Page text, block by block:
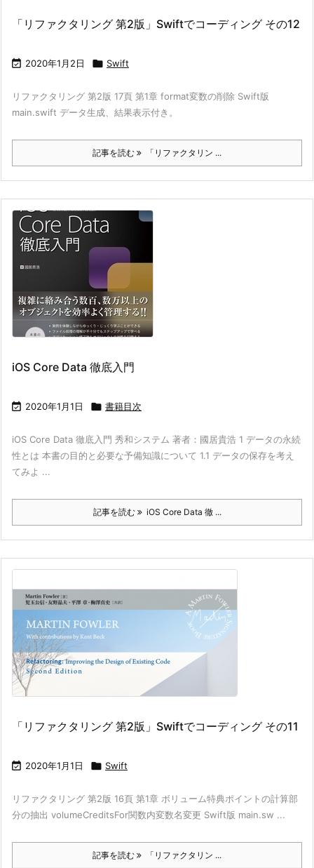
「リファクタリング 第2版」Swiftでコーディング その12
 2020年1月2日  Swift
リファクタリング 第2版 17頁 第1章 format変数の削除 Swift版
main.swift データ生成、結果表示付き。
記事を読む 「リファクタリン ...
iOS Core Data 徹底入門
 2020年1月1日  書籍目次
iOS Core Data 徹底入門 秀和システム 著者：國居貴浩 1 データの永続
性とは 本書の目的と必要な予備知識について 1.1 データの保存を考え
てみよ ...
記事を読む iOS Core Data 徹 ...
「リファクタリング 第2版」Swiftでコーディング その11
 2020年1月1日  Swift
リファクタリング 第2版 16頁 第1章 ボリューム特典ポイントの計算部
分の抽出 volumeCreditsFor関数内変数名変更 Swift版 main.sw ...
記事を読む 「リファクタリン ...